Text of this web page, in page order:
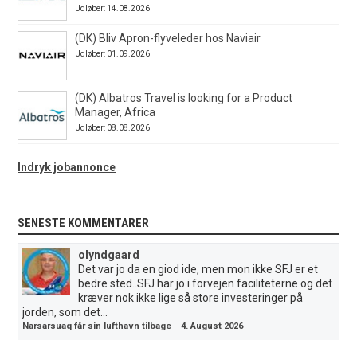
Udløber: 14.08.2026
(DK) Bliv Apron-flyveleder hos Naviair
Udløber: 01.09.2026
(DK) Albatros Travel is looking for a Product
Manager, Africa
Udløber: 08.08.2026
Indryk jobannonce
SENESTE KOMMENTARER
olyndgaard
Det var jo da en giod ide, men mon ikke SFJ er et
bedre sted..SFJ har jo i forvejen faciliteterne og det
kræver nok ikke lige så store investeringer på
jorden, som det...
Narsarsuaq får sin lufthavn tilbage ·4. August 2026